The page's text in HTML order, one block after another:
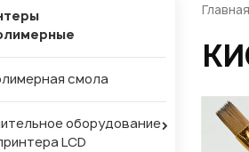
смола
оборудование
LCD
Главная